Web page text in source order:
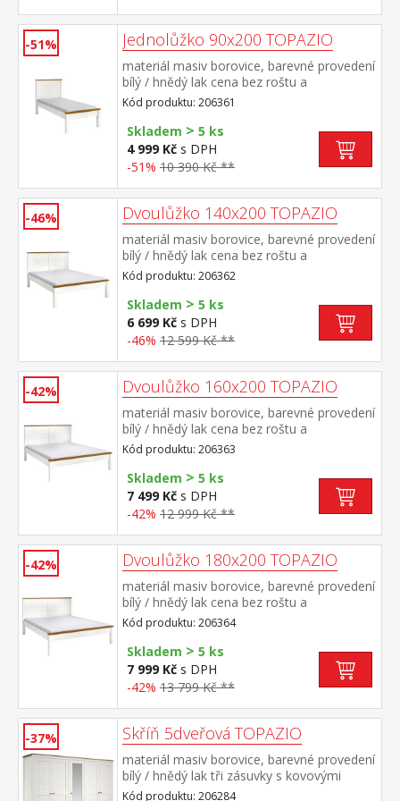
-51% Jednolůžko 90x200 TOPAZIO
materiál masiv borovice, barevné provedení
bílý / hnědý lak cena bez roštu a
matrace doporučený rozměr matrace 90 ×
200 cm a rošt R1 vhodný doplněk úložný
prostor 8009B
Kód produktu: 206361
Skladem > 5 ks
4 999 Kč s DPH
-51% 10 390 Kč **
-46% Dvoulůžko 140x200 TOPAZIO
materiál masiv borovice, barevné provedení
bílý / hnědý lak cena bez roštu a
matrace doporučený rozměr matrace 140 ×
200 cm a rošt R3 vhodný doplněk úložný
prostor 8009B
Kód produktu: 206362
Skladem > 5 ks
6 699 Kč s DPH
-46% 12 599 Kč **
-42% Dvoulůžko 160x200 TOPAZIO
materiál masiv borovice, barevné provedení
bílý / hnědý lak cena bez roštu a
matrace doporučený rozměr matrace 160 ×
200 cm nebo 2 kusy 80 × 200 cm a rošt
R2 vhodný doplněk úložný prostor 8009B
Kód produktu: 206363
Skladem > 5 ks
7 499 Kč s DPH
-42% 12 999 Kč **
-42% Dvoulůžko 180x200 TOPAZIO
materiál masiv borovice, barevné provedení
bílý / hnědý lak cena bez roštu a
matrace doporučený rozměr matrace 180 ×
200 cm nebo 2 kusy 90 × 200 cm a rošt R4
nebo 2 kusy R1 vhodný doplněk úložný
prostor 8009B
Kód produktu: 206364
Skladem > 5 ks
7 999 Kč s DPH
-42% 13 799 Kč **
-37% Skříň 5dveřová TOPAZIO
materiál masiv borovice, barevné provedení
bílý / hnědý lak tři zásuvky s kovovými
úchytkami a pojezdy v levé části 3 police, ve
Kód produktu: 206284